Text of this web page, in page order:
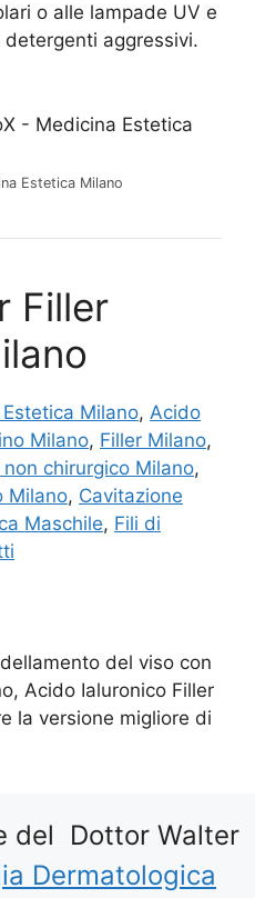
o alle lampade UV e
aggressivi.
Estetica Milano
Filler
Milano, Acido
Milano, Filler Milano,
chirurgico Milano,
Milano, Cavitazione
Maschile, Fili di
del viso con
Acido Ialuronico Filler
la versione migliore di
del Dottor Walter
Dermatologica